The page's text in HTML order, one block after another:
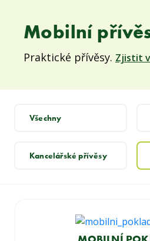
Mobilní
Praktické přívěsy. Zjistit
Všechny
Kancelářské přívěsy